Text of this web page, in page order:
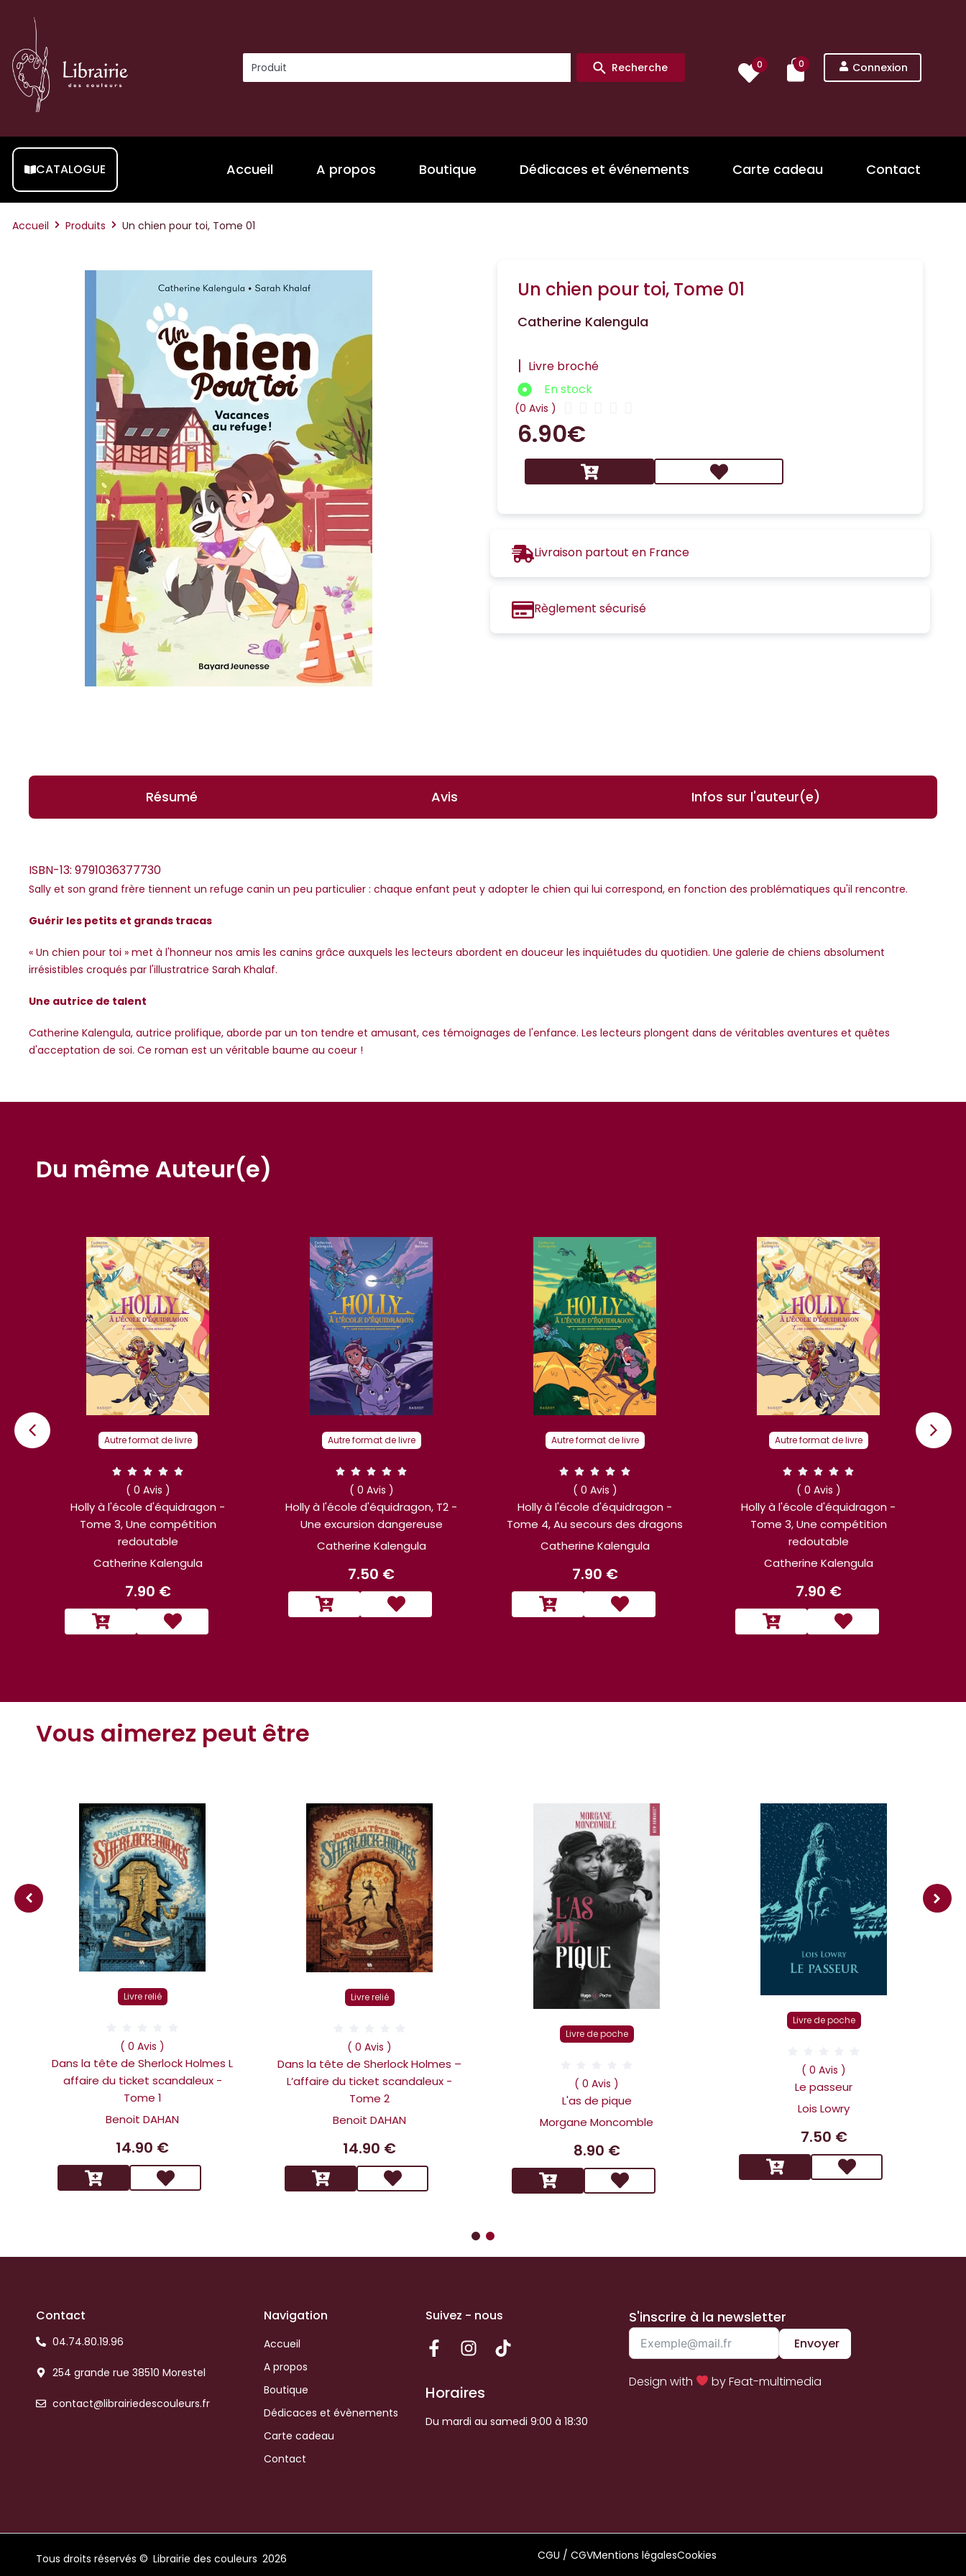
Recherche 0 0 Connexion
CATALOGUE Accueil A propos Boutique Dédicaces et événements Carte cadeau Contact
Accueil Produits Un chien pour toi, Tome 01
Un chien pour toi, Tome 01
Catherine Kalengula
| Livre broché
En stock
(0 Avis )
6.90€
Livraison partout en France
Règlement sécurisé
Résumé Avis Infos sur l'auteur(e)
ISBN-13: 9791036377730
Sally et son grand frère tiennent un refuge canin un peu particulier : chaque enfant peut y adopter le chien qui lui correspond, en fonction des problématiques qu'il rencontre.
Guérir les petits et grands tracas
« Un chien pour toi » met à l'honneur nos amis les canins grâce auxquels les lecteurs abordent en douceur les inquiétudes du quotidien. Une galerie de chiens absolument
irrésistibles croqués par l'illustratrice Sarah Khalaf.
Une autrice de talent
Catherine Kalengula, autrice prolifique, aborde par un ton tendre et amusant, ces témoignages de l'enfance. Les lecteurs plongent dans de véritables aventures et quêtes
d'acceptation de soi. Ce roman est un véritable baume au coeur !
Du même Auteur(e)
Autre format de livre
( 0 Avis )
Holly à l'école d'équidragon, T2 -
Une excursion dangereuse
Catherine Kalengula
7.50 €
Autre format de livre
( 0 Avis )
Holly à l'école d'équidragon -
Tome 4, Au secours des dragons
Catherine Kalengula
7.90 €
Autre format de livre
( 0 Avis )
Holly à l'école d'équidragon -
Tome 3, Une compétition
redoutable
7.90 €
Autre format de livre
( 0 Avis )
Holly à l'école d'équidragon, T2 -
Une excursion dangereuse
Catherine Kalengula
7.50 €
Vous aimerez peut être
Livre relié
( 0 Avis )
Dans la tête de Sherlock Holmes L
affaire du ticket scandaleux -
Tome 1
Benoit DAHAN
14.90 €
Livre relié
( 0 Avis )
Dans la tête de Sherlock Holmes –
L’affaire du ticket scandaleux -
Tome 2
Benoit DAHAN
14.90 €
Livre de poche
( 0 Avis )
L'as de pique
Morgane Moncomble
8.90 €
Livre de poche
( 0 Avis )
Le passeur
Lois Lowry
7.50 €
Contact
04.74.80.19.96
254 grande rue 38510 Morestel
contact@librairiedescouleurs.fr
Navigation
Accueil
A propos
Boutique
Dédicaces et évènements
Carte cadeau
Contact
Suivez - nous
Horaires
Du mardi au samedi 9:00 à 18:30
S'inscrire à la newsletter
Envoyer
Design with by Feat-multimedia
Tous droits réservés © Librairie des couleurs 2026 CGU / CGVMentions légalesCookies